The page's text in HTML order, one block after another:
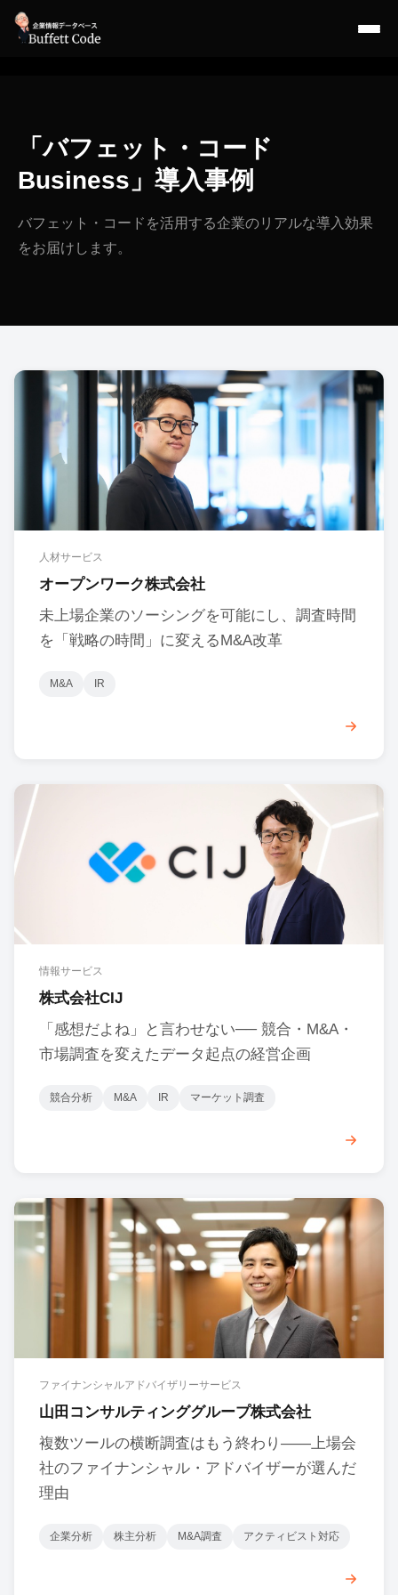
「バフェット・コード
Business」導入事例
バフェット・コードを活用する企業のリアルな導入効果
をお届けします。
人材サービス
オープンワーク株式会社
未上場企業のソーシングを可能にし、調査時間
を「戦略の時間」に変えるM&A改革
M&A IR
情報サービス
株式会社CIJ
「感想だよね」と言わせない── 競合・M&A・
市場調査を変えたデータ起点の経営企画
競合分析 M&A IR マーケット調査
ファイナンシャルアドバイザリーサービス
山田コンサルティンググループ株式会社
複数ツールの横断調査はもう終わり——上場会
社のファイナンシャル・アドバイザーが選んだ
理由
企業分析 株主分析 M&A調査 アクティビスト対応